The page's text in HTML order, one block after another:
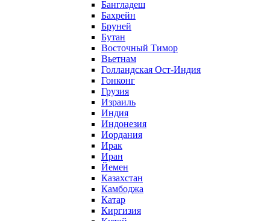
Бангладеш
Бахрейн
Бруней
Бутан
Восточный Тимор
Вьетнам
Голландская Ост-Индия
Гонконг
Грузия
Израиль
Индия
Индонезия
Иордания
Ирак
Иран
Йемен
Казахстан
Камбоджа
Катар
Киргизия